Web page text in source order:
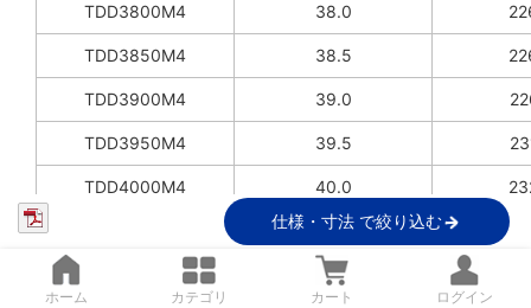
TDD3800M4 38.0
TDD3850M4 38.5
TDD3900M4 39.0
TDD3950M4 39.5
TDD4000M4 40.0
40.5
TDD4100M4 41.0
仕様・寸法 で絞り込む
ホーム カテゴリ カート ログイン